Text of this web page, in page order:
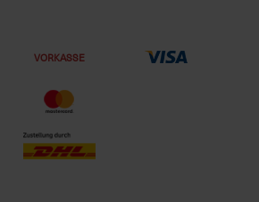
VORKASSE